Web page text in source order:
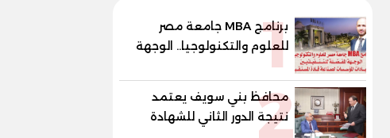
1
برنامج MBA جامعة مصر
للعلوم والتكنولوجيا.. الوجهة
المفضلة للتنفيذيين وقيادات
المستقبل
2
محافظ بني سويف يعتمد
نتيجة الدور الثاني للشهادة